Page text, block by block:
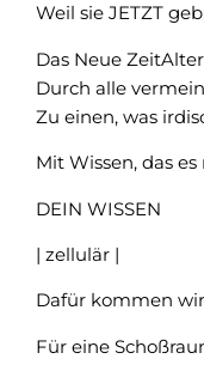
Weil sie JETZT
Das Neue
Durch alle
Zu einen, was
Mit Wissen, das
DEIN WISSEN
| zellulär |
Dafür kommen
Für eine